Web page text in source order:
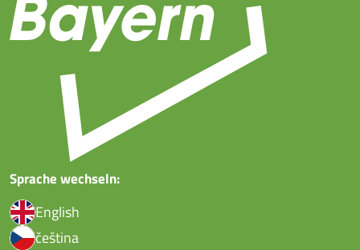
Sprache wechseln:
English
čeština